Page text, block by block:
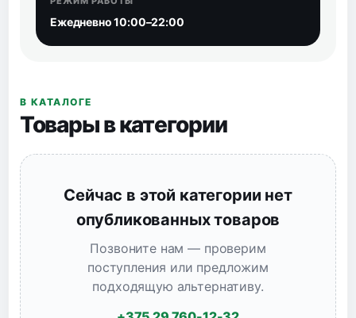
Ежедневно 10:00–22:00
В КАТАЛОГЕ
Товары в категории
Сейчас в этой категории нет
опубликованных товаров
Позвоните нам — проверим
поступления или предложим
подходящую альтернативу.